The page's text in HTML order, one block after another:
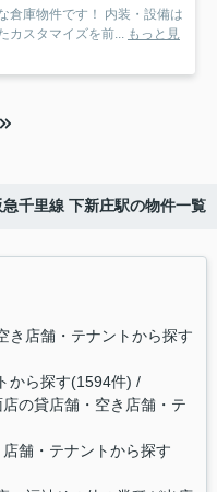
倉庫物件です！ 内装・設備は
カスタマイズを前... もっと見
急千里線 下新庄駅の物件一覧
き店舗・テナントから探す
から探す(1594件)
の貸店舗・空き店舗・テ
舗・テナントから探す